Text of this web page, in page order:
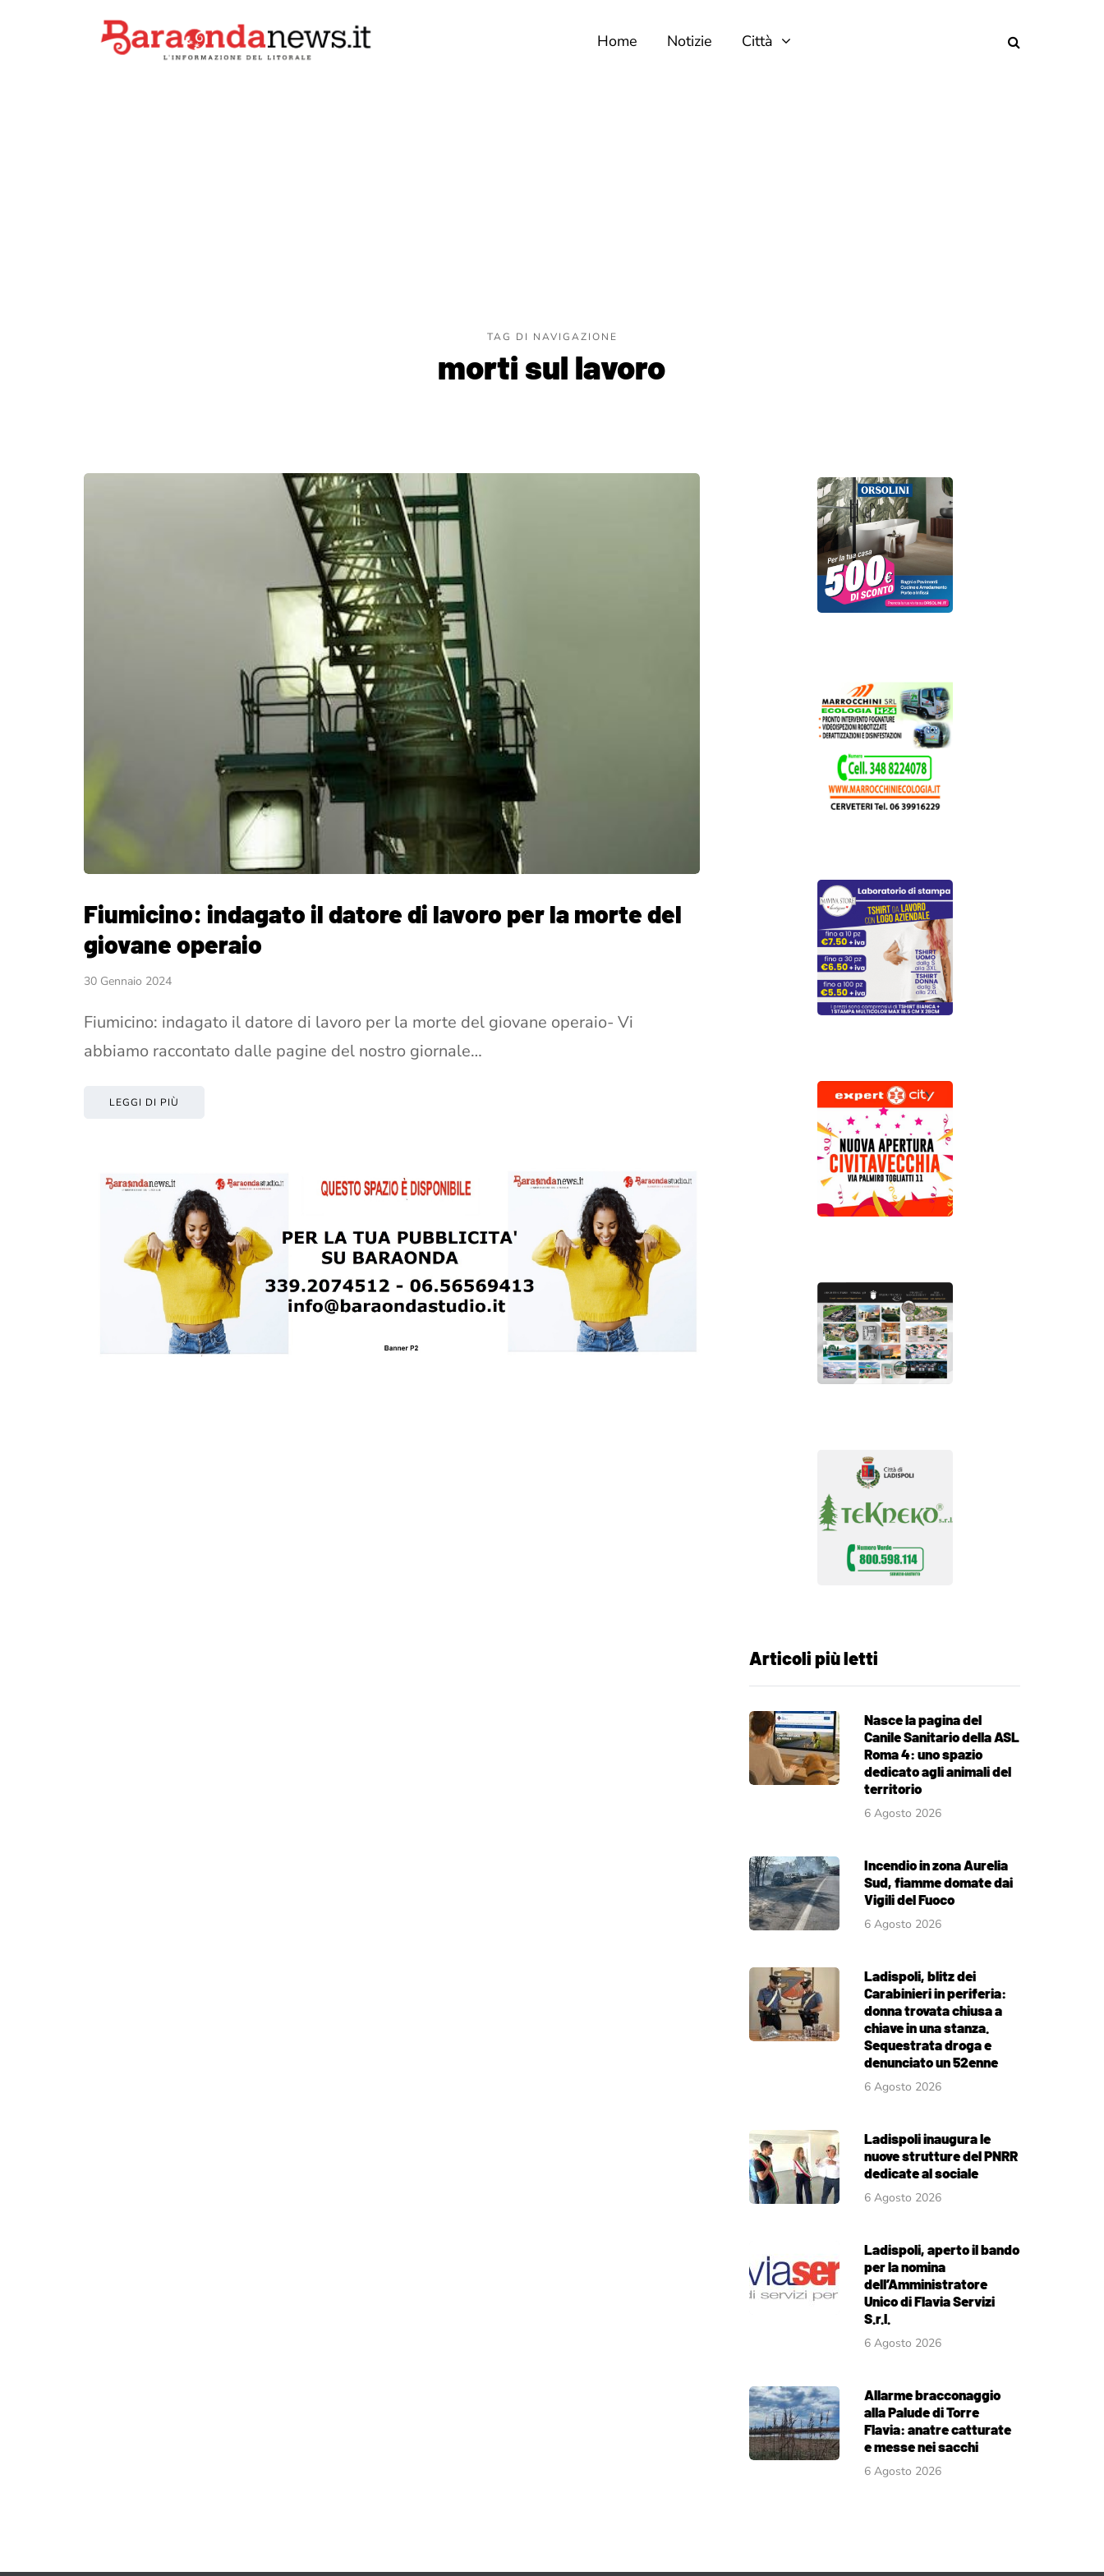
Home Notizie Città
TAG DI NAVIGAZIONE
morti sul lavoro
Fiumicino: indagato il datore di lavoro per la morte del
giovane operaio
30 Gennaio 2024
Fiumicino: indagato il datore di lavoro per la morte del giovane operaio- Vi
abbiamo raccontato dalle pagine del nostro giornale…
LEGGI DI PIÙ
Articoli più letti
Nasce la pagina del
Canile Sanitario della ASL
Roma 4: uno spazio
dedicato agli animali del
territorio
6 Agosto 2026
Incendio in zona Aurelia
Sud, fiamme domate dai
Vigili del Fuoco
6 Agosto 2026
Ladispoli, blitz dei
Carabinieri in periferia:
donna trovata chiusa a
chiave in una stanza.
Sequestrata droga e
denunciato un 52enne
6 Agosto 2026
Ladispoli inaugura le
nuove strutture del PNRR
dedicate al sociale
6 Agosto 2026
Ladispoli, aperto il bando
per la nomina
dell’Amministratore
Unico di Flavia Servizi
S.r.l.
6 Agosto 2026
Allarme bracconaggio
alla Palude di Torre
Flavia: anatre catturate
e messe nei sacchi
6 Agosto 2026